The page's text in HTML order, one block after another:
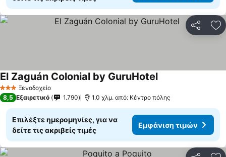
3 ΑστέριαΞενοδοχείο
El Zaguán Colonial by GuruHotel
8,5 Εξαιρετικό 1.790 1.0 χλμ. από: Κέντρο πόλης
Επιλέξτε ημερομηνίες, για να
δείτε τις ακριβείς τιμές
Εμφάνιση τιμών